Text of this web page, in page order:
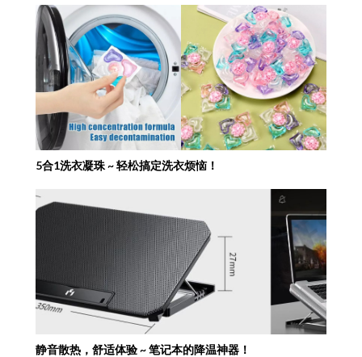
5合1洗衣凝珠 ~ 轻松搞定洗衣烦恼！
静音散热，舒适体验 ~ 笔记本的降温神器！